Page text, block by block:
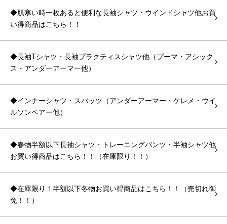
◆肌寒い時一枚あると便利な長袖シャツ・ウインドシャツ他お買
い得商品はこちら！！
◆長袖Tシャツ・長袖プラクティスシャツ他（プーマ・アシック
ス・アンダーアーマー他）
◆インナーシャツ・スパッツ（アンダーアーマー・ケレメ・ウイ
ルソンベアー他）
◆春物半額以下長袖シャツ・トレーニングパンツ・半袖シャツ他
お買い得商品はこちら！！（在庫限り！！）
◆在庫限り！半額以下冬物お買い得商品はこちら！！（売切れ御
免！！）